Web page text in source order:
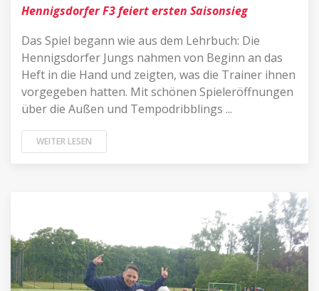
Hennigsdorfer F3 feiert ersten Saisonsieg
Das Spiel begann wie aus dem Lehrbuch: Die
Hennigsdorfer Jungs nahmen von Beginn an das
Heft in die Hand und zeigten, was die Trainer ihnen
vorgegeben hatten. Mit schönen Spieleröffnungen
über die Außen und Tempodribblings ...
WEITER LESEN